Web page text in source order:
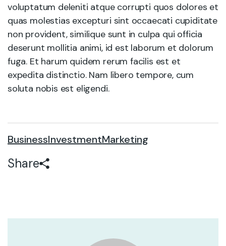
voluptatum deleniti atque corrupti quos dolores et
quas molestias excepturi sint occaecati cupiditate
non provident, similique sunt in culpa qui officia
deserunt mollitia animi, id est laborum et dolorum
fuga. Et harum quidem rerum facilis est et
expedita distinctio. Nam libero tempore, cum
soluta nobis est eligendi.
BusinessInvestmentMarketing
Share